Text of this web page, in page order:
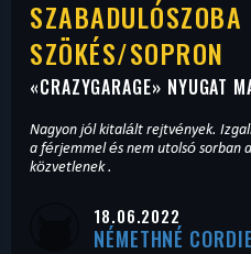
SZABADULÓSZOBA
SZÖKÉS/SOPRON
«CRAZYGARAGE» NYUGAT
Nagyon jól kitalált rejtvények.
a férjemmel és nem utolsó sorban
közvetlenek .
18.06.2022
NÉMETHNÉ